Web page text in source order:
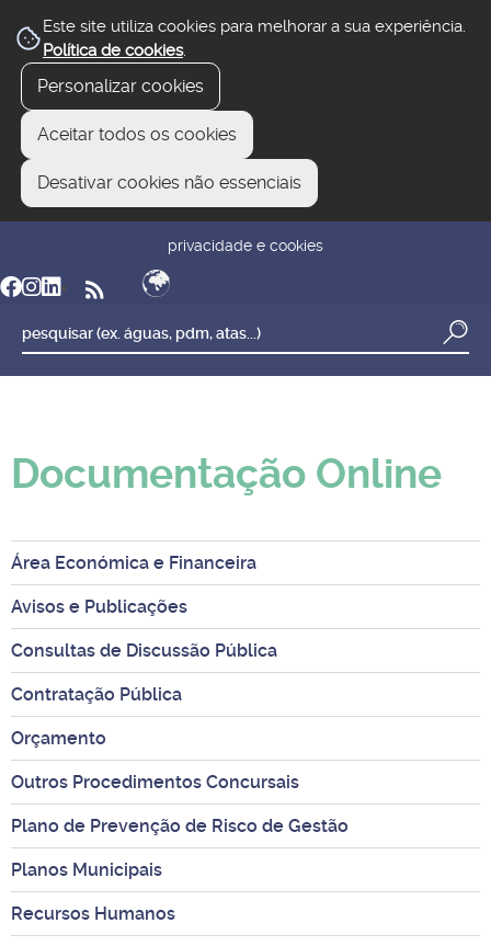
Este site utiliza cookies para melhorar a sua experiência.
Política de cookies.
Personalizar cookies
Aceitar todos os cookies
Desativar cookies não essenciais
privacidade e cookies
Documentação Online
Área Económica e Financeira
Avisos e Publicações
Consultas de Discussão Pública
Contratação Pública
Orçamento
Outros Procedimentos Concursais
Plano de Prevenção de Risco de Gestão
Planos Municipais
Recursos Humanos